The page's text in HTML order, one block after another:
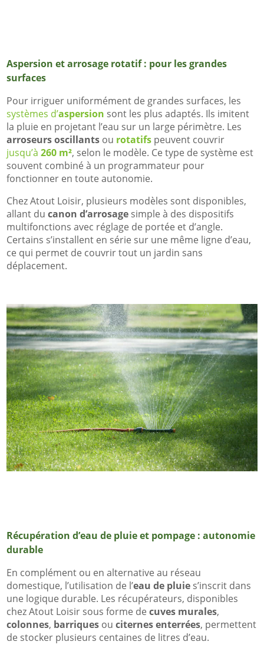
Aspersion et arrosage rotatif : pour les grandes
surfaces
Pour irriguer uniformément de grandes surfaces, les
systèmes d’aspersion sont les plus adaptés. Ils imitent
la pluie en projetant l’eau sur un large périmètre. Les
arroseurs oscillants ou rotatifs peuvent couvrir
jusqu’à260 m², selon le modèle. Ce type de système est
souvent combiné à un programmateur pour
fonctionner en toute autonomie.
Chez Atout Loisir, plusieurs modèles sont disponibles,
allant ducanon d’arrosage simple à des dispositifs
multifonctions avec réglage de portée et d’angle.
Certains s’installent en série sur une même ligne d’eau,
ce qui permet de couvrir tout un jardin sans
déplacement.
Récupération d’eau de pluie et pompage : autonomie
durable
En complément ou en alternative au réseau
domestique, l’utilisation de l’eau de pluie s’inscrit dans
une logique durable. Les récupérateurs, disponibles
chez Atout Loisir sous forme decuves murales,
colonnes, barriques ouciternes enterrées, permettent
de stocker plusieurs centaines de litres d’eau.